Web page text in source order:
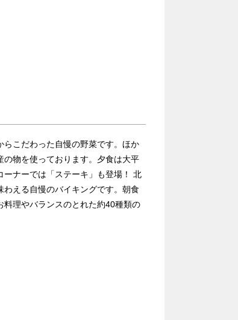
らこだわった自慢の野菜です。ほか
物を使っております。夕食は大平
ナーでは「ステーキ」も登場！ 北
える自慢のバイキングです。朝食
理やバランスのとれた約40種類の